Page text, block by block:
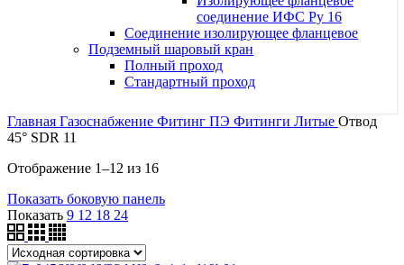
соединение ИФС Ру 16
Соединение изолирующее фланцевое
Подземный шаровый кран
Полный проход
Стандартный проход
Главная Газоснабжение Фитинг ПЭ Фитинги Литые Отвод
45° SDR 11
Отображение 1–12 из 16
Показать боковую панель
Показать 9 12 18 24